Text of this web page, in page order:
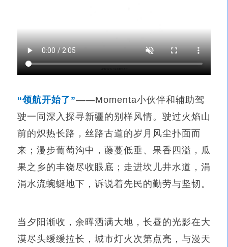
“领航开始了”——Momenta小伙伴和辅助驾
驶一同深入探寻新疆的别样风情。驶过火焰山
前的炽热长路，丝路古道的岁月风尘扑面而
来；漫步葡萄沟中，藤蔓低垂、果香四溢，瓜
果之乡的丰饶尽收眼底；走进坎儿井水道，涓
涓水流蜿蜒地下，诉说着先民的勤劳与坚韧。
当夕阳渐收，余晖洒满大地，长昼的光影在大
漠尽头缓缓拉长，城市灯火次第点亮，与漫天